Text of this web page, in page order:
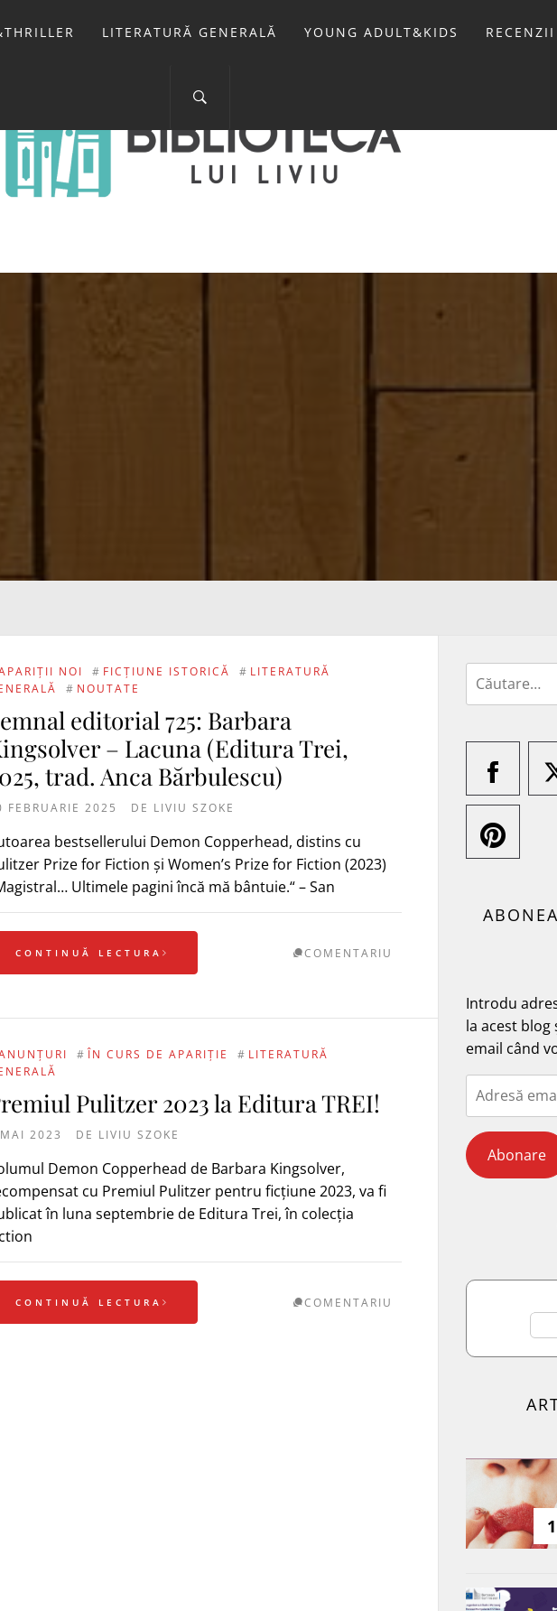
LITERATURĂ GENERALĂ YOUNG ADULT&KIDS RECENZII
LUI
NOI # FICȚIUNE ISTORICĂ # LITERATURĂ
# NOUTATE
editorial 725: Barbara
– Lacuna (Editura Trei,
trad. Anca Bărbulescu)
FEBRUARIE 2025 DE LIVIU SZOKE
bestsellerului Demon Copperhead, distins cu
Prize for Fiction și Women’s Prize for Fiction (2023)
Ultimele pagini încă mă bântuie.“ – San
CONTINUĂ LECTURA COMENTARIU
# ÎN CURS DE APARIȚIE # LITERATURĂ
Pulitzer 2023 la Editura TREI!
2023 DE LIVIU SZOKE
Demon Copperhead de Barbara Kingsolver,
cu Premiul Pulitzer pentru ficțiune 2023, va fi
în luna septembrie de Editura Trei, în colecția
CONTINUĂ LECTURA COMENTARIU
după:
Introdu
la acest
email când
Adresă
email
Abonare
1